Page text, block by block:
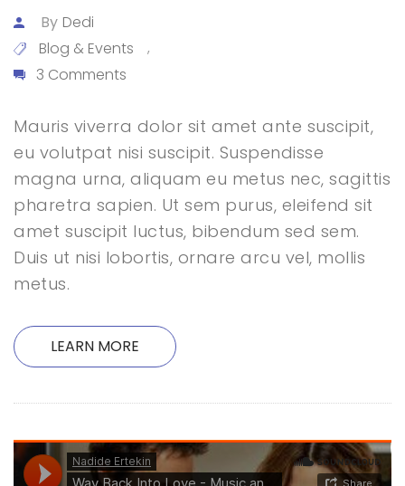
By Dedi
Blog & Events
,
3 Comments
Mauris viverra dolor sit amet ante suscipit,
eu volutpat nisi suscipit. Suspendisse
magna urna, aliquam eu metus nec, sagittis
pharetra sapien. Ut sem purus, eleifend sit
amet suscipit luctus, bibendum sed sem.
Duis ut nisi lobortis, ornare arcu vel, mollis
metus.
LEARN MORE